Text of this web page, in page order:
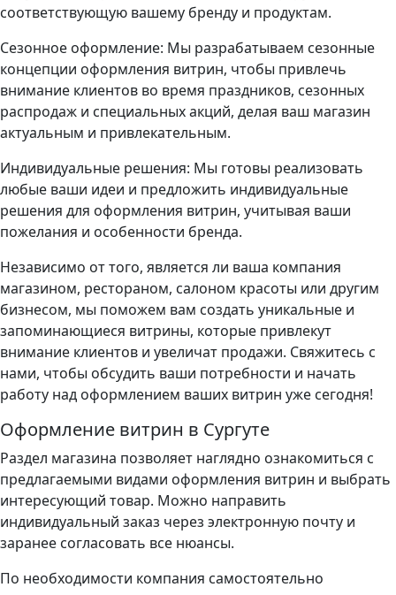
соответствующую вашему бренду и продуктам.
Сезонное оформление: Мы разрабатываем сезонные
концепции оформления витрин, чтобы привлечь
внимание клиентов во время праздников, сезонных
распродаж и специальных акций, делая ваш магазин
актуальным и привлекательным.
Индивидуальные решения: Мы готовы реализовать
любые ваши идеи и предложить индивидуальные
решения для оформления витрин, учитывая ваши
пожелания и особенности бренда.
Независимо от того, является ли ваша компания
магазином, рестораном, салоном красоты или другим
бизнесом, мы поможем вам создать уникальные и
запоминающиеся витрины, которые привлекут
внимание клиентов и увеличат продажи. Свяжитесь с
нами, чтобы обсудить ваши потребности и начать
работу над оформлением ваших витрин уже сегодня!
Оформление витрин в Сургуте
Раздел магазина позволяет наглядно ознакомиться с
предлагаемыми видами оформления витрин и выбрать
интересующий товар. Можно направить
индивидуальный заказ через электронную почту и
заранее согласовать все нюансы.
По необходимости компания самостоятельно